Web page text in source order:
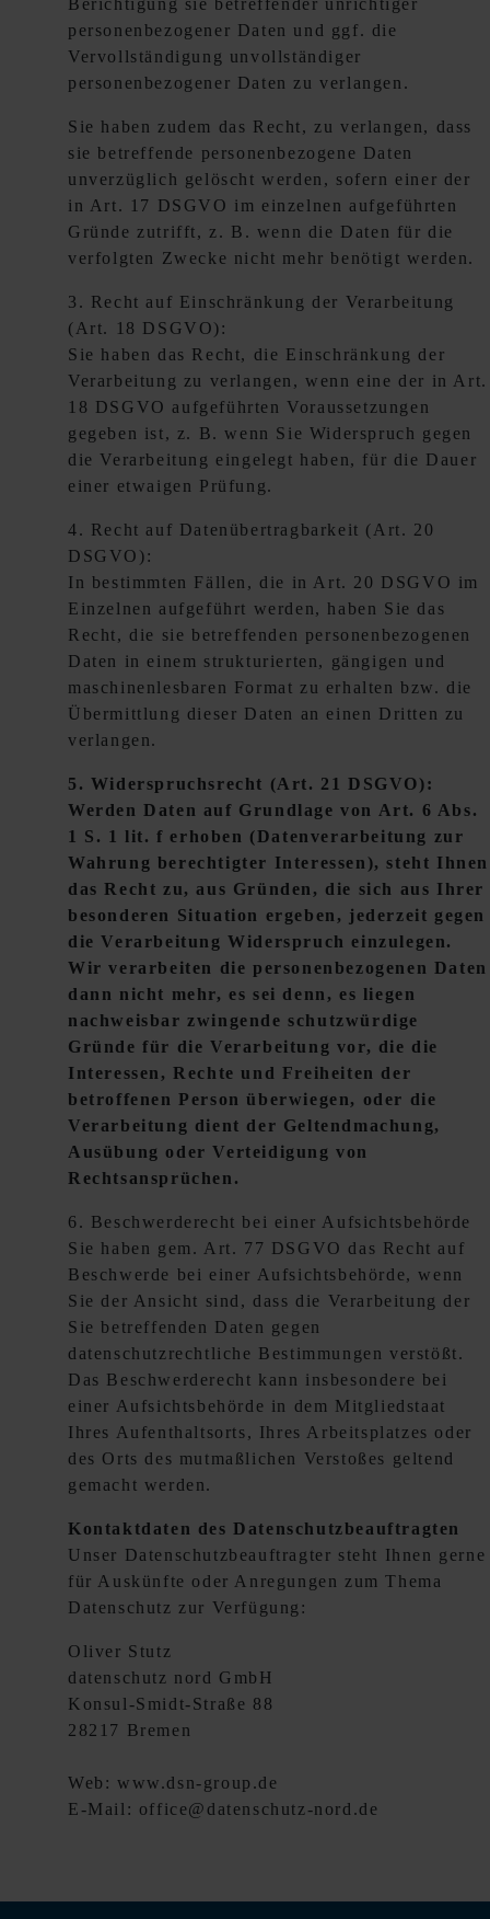
Berichtigung sie betreffender unrichtiger
personenbezogener Daten und ggf. die
Vervollständigung unvollständiger
personenbezogener Daten zu verlangen.
Sie haben zudem das Recht, zu verlangen, dass
sie betreffende personenbezogene Daten
unverzüglich gelöscht werden, sofern einer der
in Art. 17 DSGVO im einzelnen aufgeführten
Gründe zutrifft, z. B. wenn die Daten für die
verfolgten Zwecke nicht mehr benötigt werden.
3. Recht auf Einschränkung der Verarbeitung
(Art. 18 DSGVO):
Sie haben das Recht, die Einschränkung der
Verarbeitung zu verlangen, wenn eine der in Art.
18 DSGVO aufgeführten Voraussetzungen
gegeben ist, z. B. wenn Sie Widerspruch gegen
die Verarbeitung eingelegt haben, für die Dauer
einer etwaigen Prüfung.
4. Recht auf Datenübertragbarkeit (Art. 20
DSGVO):
In bestimmten Fällen, die in Art. 20 DSGVO im
Einzelnen aufgeführt werden, haben Sie das
Recht, die sie betreffenden personenbezogenen
Daten in einem strukturierten, gängigen und
maschinenlesbaren Format zu erhalten bzw. die
Übermittlung dieser Daten an einen Dritten zu
verlangen.
5. Widerspruchsrecht (Art. 21 DSGVO):
Werden Daten auf Grundlage von Art. 6 Abs.
1 S. 1 lit. f erhoben (Datenverarbeitung zur
Wahrung berechtigter Interessen), steht Ihnen
das Recht zu, aus Gründen, die sich aus Ihrer
besonderen Situation ergeben, jederzeit gegen
die Verarbeitung Widerspruch einzulegen.
Wir verarbeiten die personenbezogenen Daten
dann nicht mehr, es sei denn, es liegen
nachweisbar zwingende schutzwürdige
Gründe für die Verarbeitung vor, die die
Interessen, Rechte und Freiheiten der
betroffenen Person überwiegen, oder die
Verarbeitung dient der Geltendmachung,
Ausübung oder Verteidigung von
Rechtsansprüchen.
6. Beschwerderecht bei einer Aufsichtsbehörde
Sie haben gem. Art. 77 DSGVO das Recht auf
Beschwerde bei einer Aufsichtsbehörde, wenn
Sie der Ansicht sind, dass die Verarbeitung der
Sie betreffenden Daten gegen
datenschutzrechtliche Bestimmungen verstößt.
Das Beschwerderecht kann insbesondere bei
einer Aufsichtsbehörde in dem Mitgliedstaat
Ihres Aufenthaltsorts, Ihres Arbeitsplatzes oder
des Orts des mutmaßlichen Verstoßes geltend
gemacht werden.
Kontaktdaten des Datenschutzbeauftragten
Unser Datenschutzbeauftragter steht Ihnen gerne
für Auskünfte oder Anregungen zum Thema
Datenschutz zur Verfügung:
Oliver Stutz
datenschutz nord GmbH
Konsul-Smidt-Straße 88
28217 Bremen
Web: www.dsn-group.de
E-Mail: office@datenschutz-nord.de